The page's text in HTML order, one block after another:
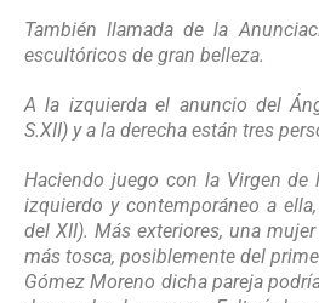
También llamada de la
escultóricos de gran belleza.
A la izquierda el anuncio del
S.XII) y a la derecha están tres
Haciendo juego con la Virgen de
izquierdo y contemporáneo a
del XII). Más exteriores, una
más tosca, posiblemente del
Gómez Moreno dicha pareja